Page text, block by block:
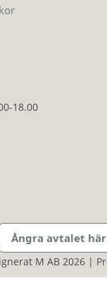
18.00
Ångra avtalet här
M AB 2026 |